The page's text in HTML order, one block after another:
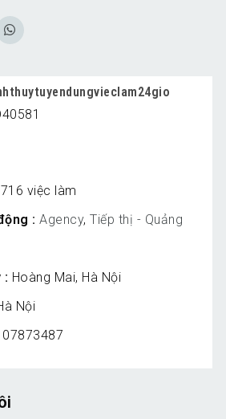
716 việc làm
Agency,Tiếp thị - Quảng
Hoàng Mai, Hà Nội
Nội